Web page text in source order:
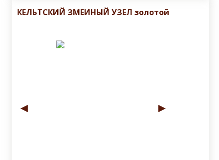
КЕЛЬТСКИЙ ЗМЕИНЫЙ УЗЕЛ золотой
◄ ►